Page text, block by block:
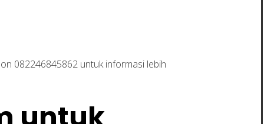
082246845862 untuk informasi lebih